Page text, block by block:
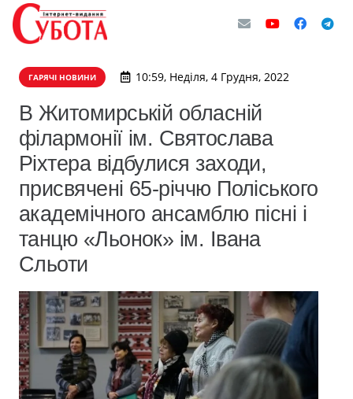
ГАРЯЧІ НОВИНИ 10:59, Неділя, 4 Грудня, 2022
В Житомирській обласній
філармонії ім. Святослава
Ріхтера відбулися заходи,
присвячені 65-річчю Поліського
академічного ансамблю пісні і
танцю «Льонок» ім. Івана
Сльоти